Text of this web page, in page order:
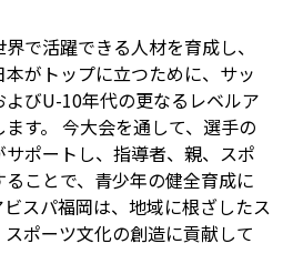
で活躍できる人材を育成し、
がトップに立つために、サッ
びU-10年代の更なるレベルア
す。 今大会を通して、選手の
ポートし、指導者、親、スポ
ことで、青少年の健全育成に
スパ福岡は、地域に根ざしたス
ポーツ文化の創造に貢献して